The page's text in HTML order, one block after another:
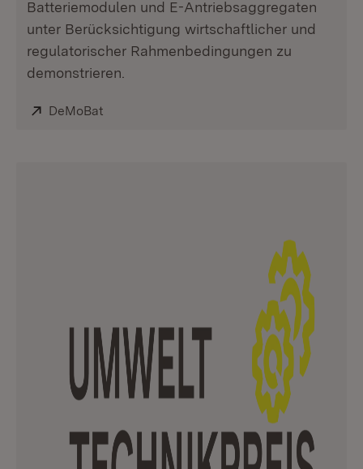
Batteriemodulen und E-Antriebsaggregaten
unter Berücksichtigung wirtschaftlicher und
regulatorischer Rahmenbedingungen zu
demonstrieren.
Extern:
DeMoBat